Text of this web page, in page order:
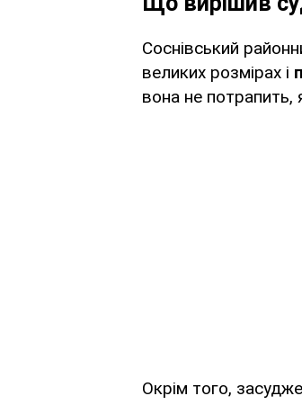
Соснівський
великих розмірах і
вона не потрапить,
Окрім того,